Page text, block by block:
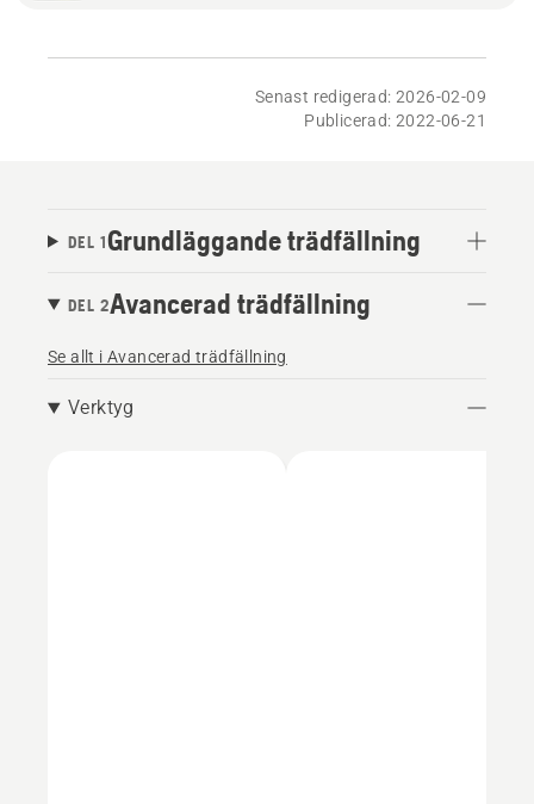
Senast redigerad: 2026-02-09
Publicerad: 2022-06-21
DEL 1Grundläggande trädfällning
DEL 2Avancerad trädfällning
Se allt i Avancerad trädfällning
Verktyg